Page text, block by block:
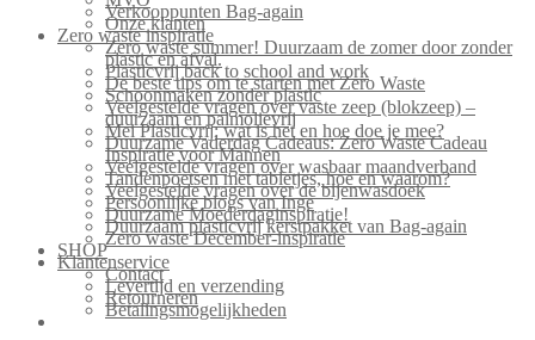
Verkooppunten Bag-again
Onze klanten
Zero waste inspiratie
Zero waste summer! Duurzaam de zomer door zonder
plastic en afval.
Plasticvrij back to school and work
De beste tips om te starten met Zero Waste
Schoonmaken zonder plastic
Veelgestelde vragen over vaste zeep (blokzeep) –
duurzaam en palmolievrij
Mei Plasticvrij: wat is het en hoe doe je mee?
Duurzame Vaderdag Cadeaus: Zero Waste Cadeau
Inspiratie voor Mannen
Veelgestelde vragen over wasbaar maandverband
Tandenpoetsen met tabletjes, hoe en waarom?
Veelgestelde vragen over de bijenwasdoek
Persoonlijke blogs van Inge
Duurzame Moederdaginspiratie!
Duurzaam plasticvrij kerstpakket van Bag-again
Zero waste December-inspiratie
SHOP
Klantenservice
Contact
Levertijd en verzending
Retourneren
Betalingsmogelijkheden